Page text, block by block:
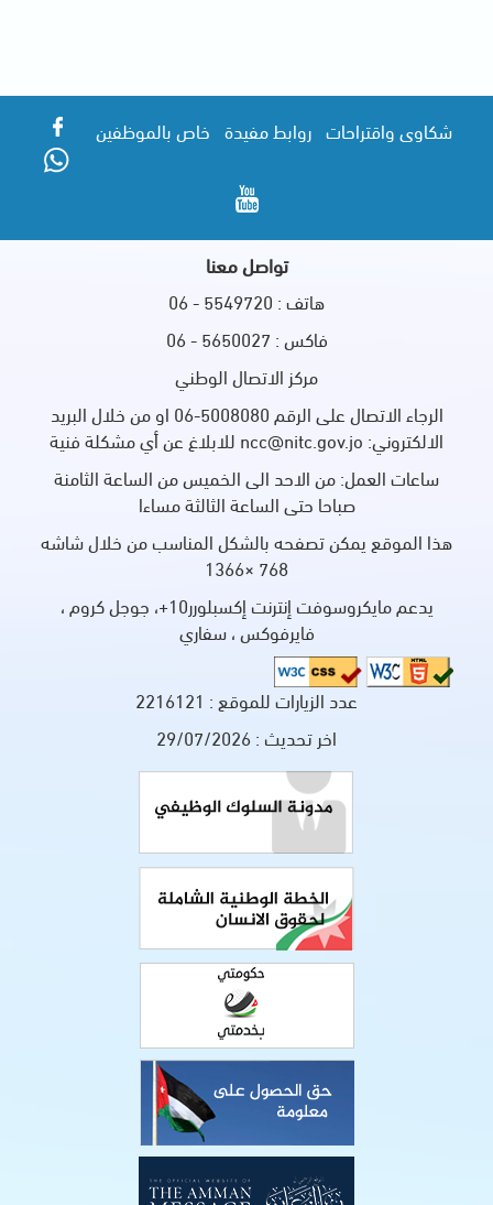
شكاوى واقتراحات روابط مفيدة خاص بالموظفين
تواصل معنا
هاتف : 5549720 - 06
فاكس : 5650027 - 06
مركز الاتصال الوطني
الرجاء الاتصال على الرقم 5008080-06 او من خلال البريد
الالكتروني: ncc@nitc.gov.jo للابلاغ عن أي مشكلة فنية
ساعات العمل: من الاحد الى الخميس من الساعة الثامنة
صباحا حتى الساعة الثالثة مساءا
هذا الموقع يمكن تصفحه بالشكل المناسب من خلال شاشه
768 ×1366
يدعم مايكروسوفت إنترنت إكسبلورر10+، جوجل كروم ،
فايرفوكس ، سفاري
عدد الزيارات للموقع : 2216121
اخر تحديث : 29/07/2026